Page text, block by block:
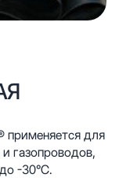
применяется для
газопроводов,
-30°С.